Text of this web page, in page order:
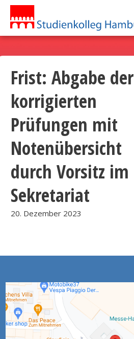
Frist: Abgabe der
korrigierten
Prüfungen mit
Notenübersicht
durch Vorsitz im
Sekretariat
20. Dezember 2023